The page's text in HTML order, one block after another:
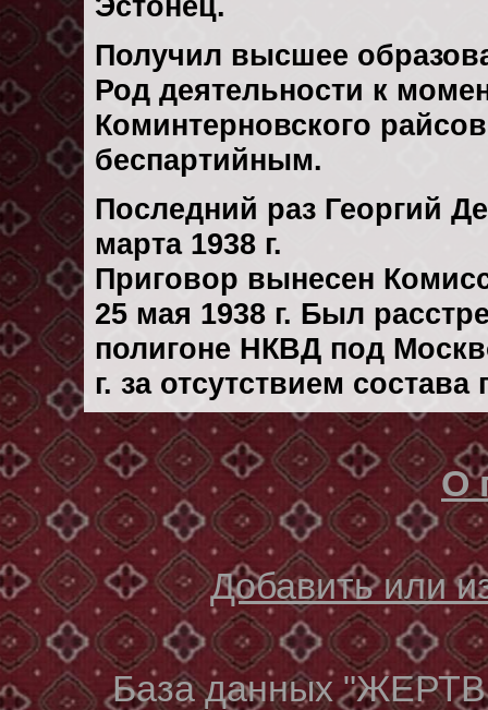
Получил высшее
Род деятельности к
Коминтерновского
беспартийным.
Последний раз Георгий
марта 1938 г.
Приговор вынесен
25 мая 1938 г. Был
полигоне НКВД под
г. за отсутствием
О
Добавить или
База данных